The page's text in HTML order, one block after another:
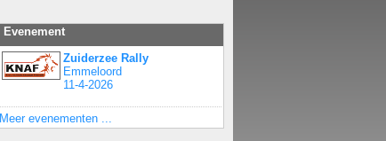
Evenement
Zuiderzee Rally
Emmeloord
11-4-2026
Meer evenementen ...